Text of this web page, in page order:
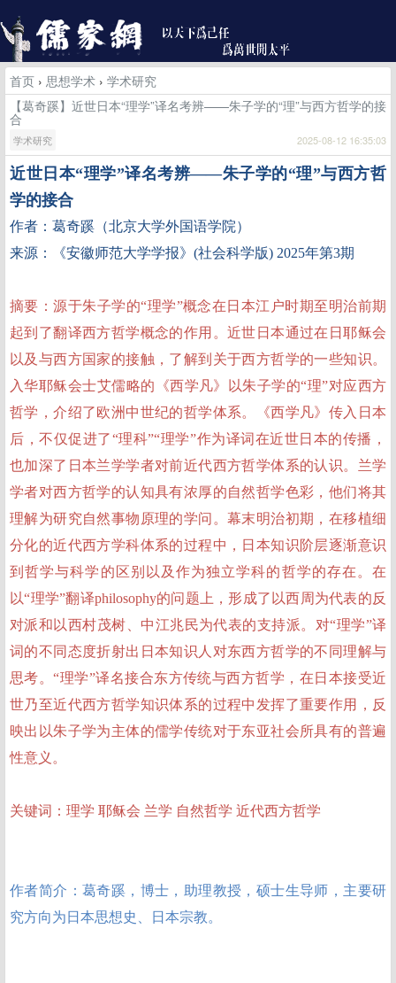
首页 › 思想学术 › 学术研究
【葛奇蹊】近世日本“理学”译名考辨——朱子学的“理”与西方哲学的接
合
学术研究 2025-08-12 16:35:03
近世日本“理学”译名考辨——朱子学的“理”与西方哲
学的接合
作者：葛奇蹊（北京大学外国语学院）
来源：《安徽师范大学学报》(社会科学版) 2025年第3期
摘要：源于朱子学的“理学”概念在日本江户时期至明治前期
起到了翻译西方哲学概念的作用。近世日本通过在日耶稣会
以及与西方国家的接触，了解到关于西方哲学的一些知识。
入华耶稣会士艾儒略的《西学凡》以朱子学的“理”对应西方
哲学，介绍了欧洲中世纪的哲学体系。《西学凡》传入日本
后，不仅促进了“理科”“理学”作为译词在近世日本的传播，
也加深了日本兰学学者对前近代西方哲学体系的认识。兰学
学者对西方哲学的认知具有浓厚的自然哲学色彩，他们将其
理解为研究自然事物原理的学问。幕末明治初期，在移植细
分化的近代西方学科体系的过程中，日本知识阶层逐渐意识
到哲学与科学的区别以及作为独立学科的哲学的存在。在
以“理学”翻译philosophy的问题上，形成了以西周为代表的反
对派和以西村茂树、中江兆民为代表的支持派。对“理学”译
词的不同态度折射出日本知识人对东西方哲学的不同理解与
思考。“理学”译名接合东方传统与西方哲学，在日本接受近
世乃至近代西方哲学知识体系的过程中发挥了重要作用，反
映出以朱子学为主体的儒学传统对于东亚社会所具有的普遍
性意义。
关键词：理学 耶稣会 兰学 自然哲学 近代西方哲学
作者简介：葛奇蹊，博士，助理教授，硕士生导师，主要研
究方向为日本思想史、日本宗教。